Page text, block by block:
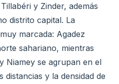
y Zinder, además
distrito capital. La
marcada: Agadez
sahariano, mientras
Niamey se agrupan en el
y la densidad de